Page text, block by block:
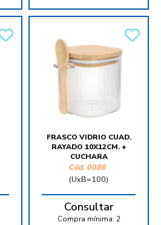
FRASCO VIDRIO CUAD.
RAYADO 10X12CM. +
CUCHARA
Cód. 0086
(UxB=100)
Consultar
Compra mínima: 2